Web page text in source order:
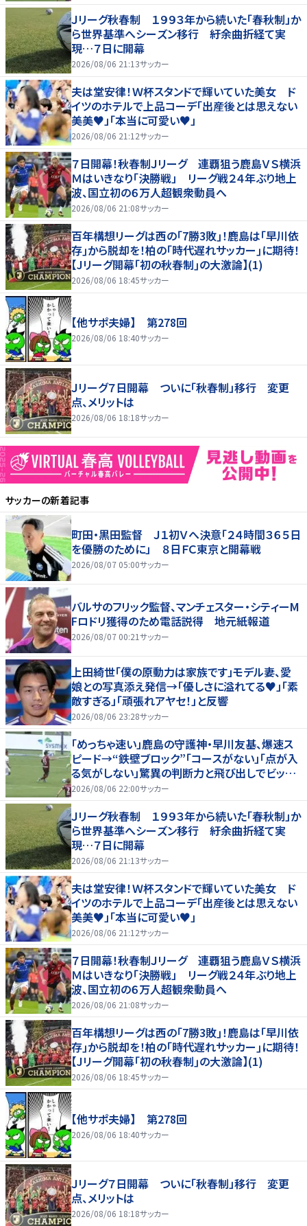
Ｊリーグ秋春制 １９９３年から続いた「春秋制」か
ら世界基準へシーズン移行 紆余曲折経て実
現…７日に開幕
2026/08/06 21:13サッカー
夫は堂安律！Ｗ杯スタンドで輝いていた美女 ド
イツのホテルで上品コーデ「出産後とは思えない
美美♥」「本当に可愛い♥」
2026/08/06 21:12サッカー
７日開幕！秋春制Ｊリーグ 連覇狙う鹿島ＶＳ横浜
Ｍはいきなり「決勝戦」 リーグ戦２４年ぶり地上
波、国立初の６万人超観衆動員へ
2026/08/06 21:08サッカー
百年構想リーグは西の｢7勝3敗｣！鹿島は｢早川依
存｣から脱却を！柏の｢時代遅れサッカー｣に期待！
【Jリーグ開幕｢初の秋春制｣の大激論】(1)
2026/08/06 18:45サッカー
【他サポ夫婦】 第278回
2026/08/06 18:40サッカー
Ｊリーグ７日開幕 ついに「秋春制」移行 変更
点、メリットは
2026/08/06 18:18サッカー
サッカーの新着記事
町田・黒田監督 Ｊ１初Ｖへ決意「２４時間３６５日
を優勝のために」 ８日ＦＣ東京と開幕戦
2026/08/07 05:00サッカー
バルサのフリック監督、マンチェスター・シティーM
Fロドリ獲得のため電話説得 地元紙報道
2026/08/07 00:21サッカー
上田綺世「僕の原動力は家族です」モデル妻、愛
娘との写真添え発信→「優しさに溢れてる♥」「素
敵すぎる」「頑張れアヤセ！」と反響
2026/08/06 23:28サッカー
「めっちゃ速い」鹿島の守護神・早川友基、爆速ス
ピード→“鉄壁ブロック”「コースがない」「点が入
る気がしない」驚異の判断力と飛び出しでビッグ
セーブ
2026/08/06 22:00サッカー
Ｊリーグ秋春制 １９９３年から続いた「春秋制」か
ら世界基準へシーズン移行 紆余曲折経て実
現…７日に開幕
2026/08/06 21:13サッカー
夫は堂安律！Ｗ杯スタンドで輝いていた美女 ド
イツのホテルで上品コーデ「出産後とは思えない
美美♥」「本当に可愛い♥」
2026/08/06 21:12サッカー
７日開幕！秋春制Ｊリーグ 連覇狙う鹿島ＶＳ横浜
Ｍはいきなり「決勝戦」 リーグ戦２４年ぶり地上
波、国立初の６万人超観衆動員へ
2026/08/06 21:08サッカー
百年構想リーグは西の｢7勝3敗｣！鹿島は｢早川依
存｣から脱却を！柏の｢時代遅れサッカー｣に期待！
【Jリーグ開幕｢初の秋春制｣の大激論】(1)
2026/08/06 18:45サッカー
【他サポ夫婦】 第278回
2026/08/06 18:40サッカー
Ｊリーグ７日開幕 ついに「秋春制」移行 変更
点、メリットは
2026/08/06 18:18サッカー